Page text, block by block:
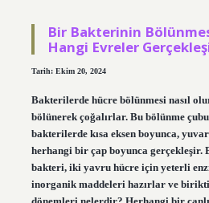
Bir Bakterinin
Hangi Evreler
Tarih: Ekim 20, 2024
Bakterilerde hücre bölünmesi nasıl
bölünerek çoğalırlar. Bu bölünme
bakterilerde kısa eksen boyunca,
herhangi bir çap boyunca gerçekleşir.
bakteri, iki yavru hücre için yeterli
inorganik maddeleri hazırlar ve